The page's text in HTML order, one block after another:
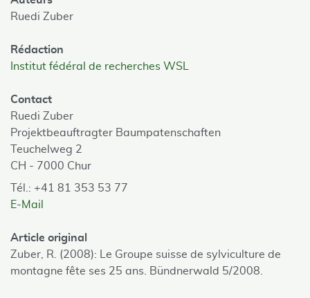
Ruedi Zuber
Rédaction
Institut fédéral de recherches WSL
Contact
Ruedi Zuber
Projektbeauftragter Baumpatenschaften
Teuchelweg 2
CH - 7000 Chur
Tél.: +41 81 353 53 77
E-Mail
Article original
Zuber, R. (2008): Le Groupe suisse de sylviculture de
montagne fête ses 25 ans. Bündnerwald 5/2008.